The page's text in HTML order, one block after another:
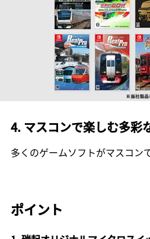
4. マスコンで楽しむ多彩
多くのゲームソフトがマスコン
ポイント